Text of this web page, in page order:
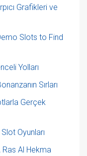
Grafikleri ve
Slots to Find
Yolları
Sırları
Gerçek
Oyunları
Al Hekma